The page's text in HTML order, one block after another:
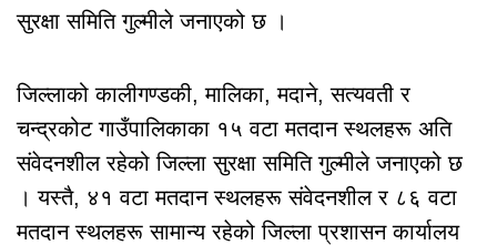
सुरक्षा समिति गुल्मीले जनाएको छ ।
जिल्लाको कालीगण्डकी, मालिका, मदाने, सत्यवती र
चन्द्रकोट गाउँपालिकाका १५ वटा मतदान स्थलहरू अति
संवेदनशील रहेको जिल्ला सुरक्षा समिति गुल्मीले जनाएको छ
। यस्तै, ४१ वटा मतदान स्थलहरू संवेदनशील र ८६ वटा
मतदान स्थलहरू सामान्य रहेको जिल्ला प्रशासन कार्यालय